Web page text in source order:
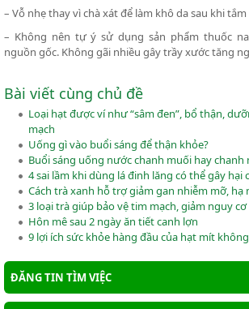
– Vỗ nhẹ thay vì chà xát để làm khô da sau khi
– Không nên tự ý sử dụng sản phẩm thuốc
nguồn gốc. Không gãi nhiều gây trầy xước tăng
Bài viết cùng chủ đề
Loại hạt được ví như “sâm đen”, bổ thận,
mạch
Uống gì vào buổi sáng để thận khỏe?
Buổi sáng uống nước chanh muối hay
4 sai lầm khi dùng lá đinh lăng có thể gây hại
Cách trà xanh hỗ trợ giảm gan nhiễm mỡ, hạ
3 loại trà giúp bảo vệ tim mạch, giảm nguy
Hôn mê sau 2 ngày ăn tiết canh lợn
9 lợi ích sức khỏe hàng đầu của hạt mít
ĐĂNG TIN TÌM VIỆC